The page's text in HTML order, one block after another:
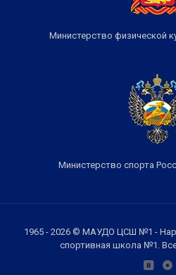
Министерство физической
Министерство спорта
1965 - 2026 © МАУДО ЦСШ №1 -
спортивная школа №1.